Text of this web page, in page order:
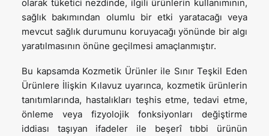
olarak tüketici nezdinde, ilgili ürünlerin kullanımının,
sağlık bakımından olumlu bir etki yaratacağı veya
mevcut sağlık durumunu koruyacağı yönünde bir algı
yaratılmasının önüne geçilmesi amaçlanmıştır.
Bu kapsamda Kozmetik Ürünler ile Sınır Teşkil Eden
Ürünlere İlişkin Kılavuz uyarınca, kozmetik ürünlerin
tanıtımlarında, hastalıkları teşhis etme, tedavi etme,
önleme veya fizyolojik fonksiyonları değiştirme
iddiası taşıyan ifadeler ile beşerî tıbbi ürünün